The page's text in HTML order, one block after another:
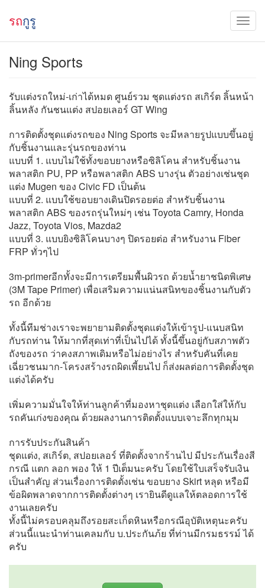
รถกูรู
Ning Sports
รับแต่งรถใหม่-เก่าได้หมด ศูนย์รวม ชุดแต่งรถ สเกิร์ต ลิ้นหน้า
ลิ้นหลัง กันชนแต่ง สปอยเลอร์ GT Wing
การติดตั้งชุดแต่งรถของ Ning Sports จะมีหลายรูปแบบขึ้นอยู่
กับชิ้นงานและรุ่นรถของท่าน
แบบที่ 1. แบบไม่ใช้ทั้งขอบยางหรือซิลิโคน สำหรับชิ้นงาน
พลาสติก PU, PP หรือพลาสติก ABS บางรุ่น ตัวอย่างเช่นชุด
แต่ง Mugen ของ Civic FD เป็นต้น
แบบที่ 2. แบบใช้ขอบยางเดินปิดรอยต่อ สำหรับชิ้นงาน
พลาสติก ABS ของรถรุ่นใหม่ๆ เช่น Toyota Camry, Honda
Jazz, Toyota Vios, Mazda2
แบบที่ 3. แบบยิงซิลิโคนบางๆ ปิดรอยต่อ สำหรับงาน Fiber
FRP ทั่วๆไป
3m-primerอีกทั้งจะมีการเตรียมพื้นผิวรถ ด้วยน้ำยาชนิดพิเศษ
(3M Tape Primer) เพื่อเสริมความแน่นสนิทของชิ้นงานกับตัว
รถ อีกด้วย
ทั้งนี้ทีมช่างเราจะพยายามติดตั้งชุดแต่งให้เข้ารูป-แนบสนิท
กับรถท่าน ให้มากที่สุดเท่าที่เป็นไปได้ ทั้งนี้ขึ้นอยู่กับสภาพตัว
ถังของรถ ว่าคงสภาพเดิมหรือไม่อย่างไร สำหรับคันที่เคย
เฉี่ยวชนมาก-โครงสร้างรถผิดเพี้ยนไป ก็ส่งผลต่อการติดตั้งชุด
แต่งได้ครับ
เพิ่มความมั่นใจให้ท่านลูกค้าที่มองหาชุดแต่ง เลือกใส่ให้กับ
รถคันเก่งของคุณ ด้วยผลงานการติดตั้งแบบเจาะลึกทุกมุม
การรับประกันสินค้า
ชุดแต่ง, สเกิร์ต, สปอยเลอร์ ที่ติดตั้งจากร้านไป มีประกันเรื่องสี
กรณี แตก ลอก พอง ให้ 1 ปีเต็มนะครับ โดยใช้ใบเสร็จรับเงิน
เป็นสำคัญ ส่วนเรื่องการติดตั้งเช่น ขอบยาง Skirt หลุด หรือมี
ข้อผิดพลาดจากการติดตั้งต่างๆ เรายินดีดูแลให้ตลอดการใช้
งานเลยครับ
ทั้งนี้ไม่ครอบคลุมถึงรอยสะเก็ดหินหรือกรณีอุบัติเหตุนะครับ
ส่วนนี้แนะนำท่านเคลมกับ บ.ประกันภ้ย ที่ท่านมีกรมธรรม์ ได้
ครับ